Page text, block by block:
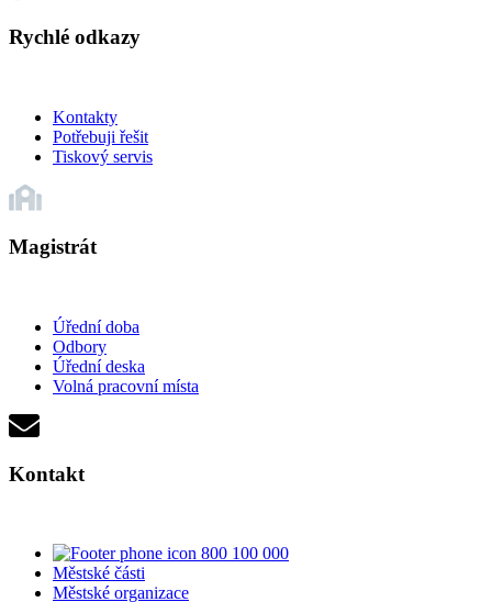
Rychlé odkazy
Kontakty
Potřebuji řešit
Tiskový servis
Magistrát
Úřední doba
Odbory
Úřední deska
Volná pracovní místa
Kontakt
800 100 000
Městské části
Městské organizace